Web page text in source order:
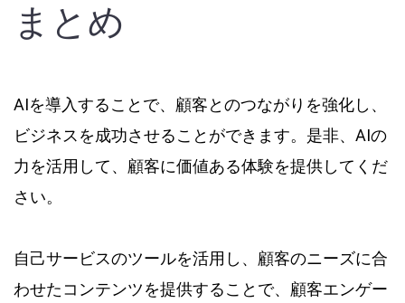
まとめ
AIを導入することで、顧客とのつながりを強化し、
ビジネスを成功させることができます。是非、AIの
力を活用して、顧客に価値ある体験を提供してくだ
さい。
自己サービスのツールを活用し、顧客のニーズに合
わせたコンテンツを提供することで、顧客エンゲー